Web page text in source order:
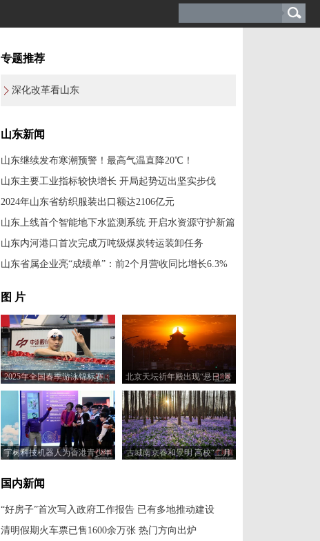
专题推荐
深化改革看山东
山东新闻
山东继续发布寒潮预警！最高气温直降20℃！
山东主要工业指标较快增长 开局起势迈出坚实步伐
2024年山东省纺织服装出口额达2106亿元
山东上线首个智能地下水监测系统 开启水资源守护新篇
山东内河港口首次完成万吨级煤炭转运装卸任务
山东省属企业亮“成绩单”：前2个月营收同比增长6.3%
图 片
2025年全国春季游泳锦标赛：
孙杨晋级男子400米自由泳决赛
北京天坛祈年殿出现“悬日”景
观
宇树科技机器人为香港青少年
古城南京春和景明 高校“二月
国内新闻
“好房子”首次写入政府工作报告 已有多地推动建设
清明假期火车票已售1600余万张 热门方向出炉